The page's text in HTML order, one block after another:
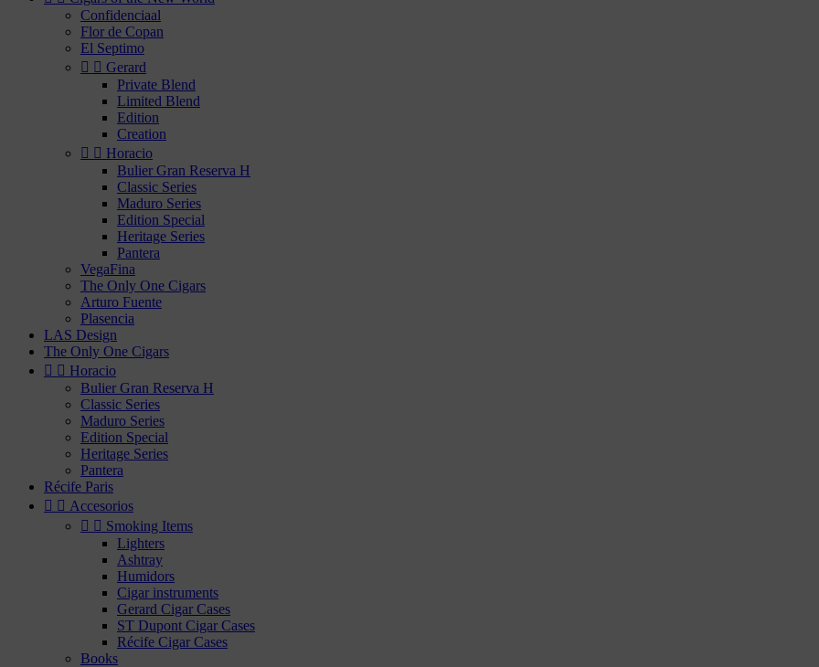
Confidenciaal
Flor de Copan
El Septimo
  Gerard
Private Blend
Limited Blend
Edition
Creation
  Horacio
Bulier Gran Reserva H
Classic Series
Maduro Series
Edition Special
Heritage Series
Pantera
VegaFina
The Only One Cigars
Arturo Fuente
Plasencia
LAS Design
The Only One Cigars
  Horacio
Bulier Gran Reserva H
Classic Series
Maduro Series
Edition Special
Heritage Series
Pantera
Récife Paris
  Accesorios
  Smoking Items
Lighters
Ashtray
Humidors
Cigar instruments
Gerard Cigar Cases
ST Dupont Cigar Cases
Récife Cigar Cases
Books